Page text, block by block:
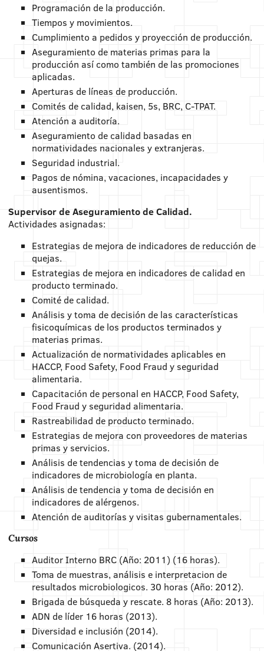
Programación de la producción.
Tiempos y movimientos.
Cumplimiento a pedidos y proyección de producción.
Aseguramiento de materias primas para la
producción así como también de las promociones
aplicadas.
Aperturas de líneas de producción.
Comités de calidad, kaisen, 5s, BRC, C-TPAT.
Atención a auditoría.
Aseguramiento de calidad basadas en
normatividades nacionales y extranjeras.
Seguridad industrial.
Pagos de nómina, vacaciones, incapacidades y
ausentismos.
Supervisor de Aseguramiento de Calidad.
Actividades asignadas:
Estrategias de mejora de indicadores de reducción de
quejas.
Estrategias de mejora en indicadores de calidad en
producto terminado.
Comité de calidad.
Análisis y toma de decisión de las características
fisicoquímicas de los productos terminados y
materias primas.
Actualización de normatividades aplicables en
HACCP, Food Safety, Food Fraud y seguridad
alimentaria.
Capacitación de personal en HACCP, Food Safety,
Food Fraud y seguridad alimentaria.
Rastreabilidad de producto terminado.
Estrategias de mejora con proveedores de materias
primas y servicios.
Análisis de tendencias y toma de decisión de
indicadores de microbiología en planta.
Análisis de tendencia y toma de decisión en
indicadores de alérgenos.
Atención de auditorías y visitas gubernamentales.
Cursos
Auditor Interno BRC (Año: 2011) (16 horas).
Toma de muestras, análisis e interpretacion de
resultados microbiologicos. 30 horas (Año: 2012).
Brigada de búsqueda y rescate. 8 horas (Año: 2013).
ADN de líder 16 horas (2013).
Diversidad e inclusión (2014).
Comunicación Asertiva. (2014).